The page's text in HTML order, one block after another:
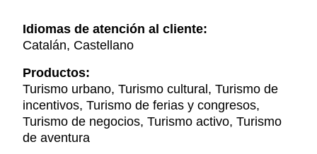
Idiomas de atención al cliente:
Catalán, Castellano
Productos:
Turismo urbano, Turismo cultural, Turismo de
incentivos, Turismo de ferias y congresos,
Turismo de negocios, Turismo activo, Turismo
de aventura